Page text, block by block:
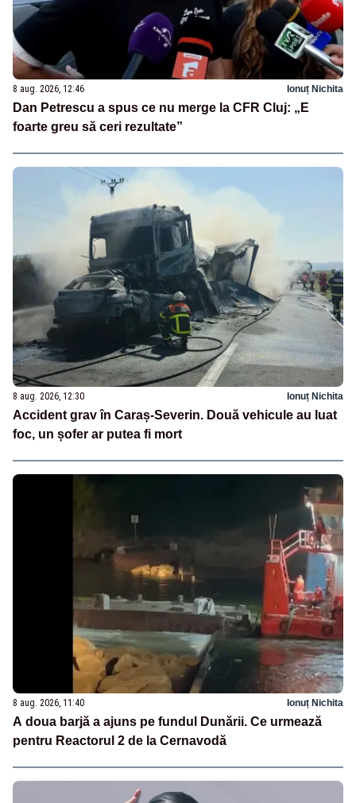
8 aug. 2026, 12:46 Ionuț Nichita
Dan Petrescu a spus ce nu merge la CFR Cluj: „E
foarte greu să ceri rezultate”
8 aug. 2026, 12:30 Ionuț Nichita
Accident grav în Caraș-Severin. Două vehicule au luat
foc, un șofer ar putea fi mort
8 aug. 2026, 11:40 Ionuț Nichita
A doua barjă a ajuns pe fundul Dunării. Ce urmează
pentru Reactorul 2 de la Cernavodă